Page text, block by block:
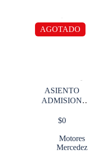
AGOTADO
ASIENTO
ADMISION
904/906
$0
Motores
Mercedez